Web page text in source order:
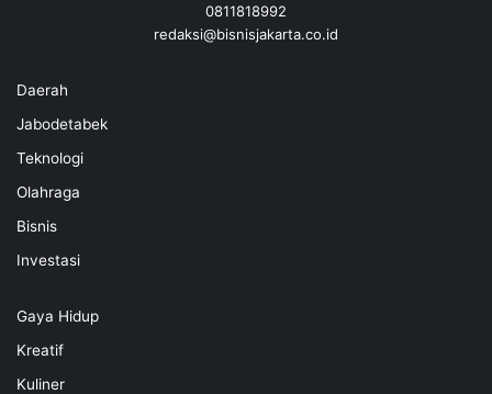
0811818992
redaksi@bisnisjakarta.co.id
Daerah
Jabodetabek
Teknologi
Olahraga
Bisnis
Investasi
Gaya Hidup
Kreatif
Kuliner